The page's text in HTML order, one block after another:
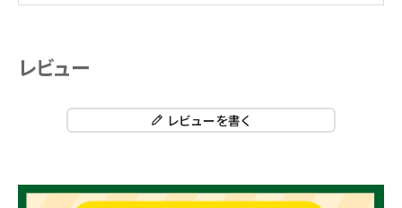
レビュー
レビューを書く